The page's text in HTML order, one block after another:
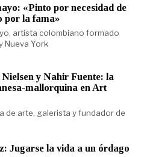
«Pinto por necesidad de
por la fama»
artista colombiano formado
Nueva York
y Nahir Fuente: la
mallorquina en Art
de arte, galerista y fundador de
Jugarse la vida a un órdago